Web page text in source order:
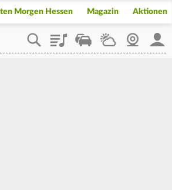
Morgen Hessen Magazin Aktionen
PlaylistStaupilotWetterWebcam